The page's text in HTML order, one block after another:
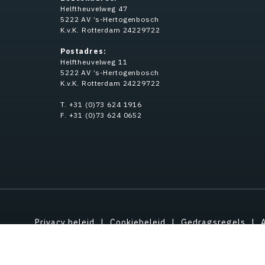
Helftheuvelweg 47
5222 AV ’s-Hertogenbosch
K.v.K. Rotterdam 24229722
Postadres:
Helftheuvelweg 11
5222 AV ’s-Hertogenbosch
K.v.K. Rotterdam 24229722
T. +31 (0)73 624 1916
F. +31 (0)73 624 0652
Privacy beleid Cookiebeleid Gedragsregels